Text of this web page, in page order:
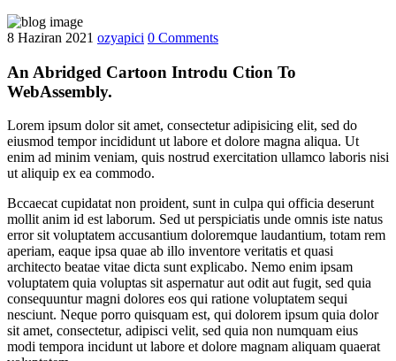
8 Haziran 2021 ozyapici 0 Comments
An Abridged Cartoon Introdu Ction To
WebAssembly.
Lorem ipsum dolor sit amet, consectetur adipisicing elit, sed do
eiusmod tempor incididunt ut labore et dolore magna aliqua. Ut
enim ad minim veniam, quis nostrud exercitation ullamco laboris nisi
ut aliquip ex ea commodo.
Bccaecat cupidatat non proident, sunt in culpa qui officia deserunt
mollit anim id est laborum. Sed ut perspiciatis unde omnis iste natus
error sit voluptatem accusantium doloremque laudantium, totam rem
aperiam, eaque ipsa quae ab illo inventore veritatis et quasi
architecto beatae vitae dicta sunt explicabo. Nemo enim ipsam
voluptatem quia voluptas sit aspernatur aut odit aut fugit, sed quia
consequuntur magni dolores eos qui ratione voluptatem sequi
nesciunt. Neque porro quisquam est, qui dolorem ipsum quia dolor
sit amet, consectetur, adipisci velit, sed quia non numquam eius
modi tempora incidunt ut labore et dolore magnam aliquam quaerat